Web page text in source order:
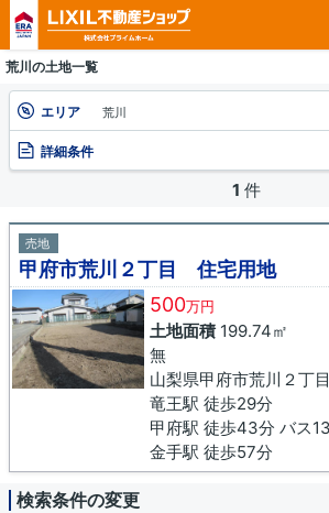
荒川の土地一覧
エリア 荒川
詳細条件
1 件
売地
甲府市荒川２丁目 住宅用地
500万円
土地面積199.74㎡
無
山梨県甲府市荒川２丁目
竜王駅 徒歩29分
金手駅 徒歩57分
検索条件の変更